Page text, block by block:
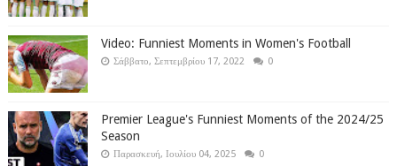
Video: Funniest Moments in Women's Football
Σάββατο, Σεπτεμβρίου 17, 2022 0
Premier League's Funniest Moments of the 2024/25
Season
Παρασκευή, Ιουλίου 04, 2025 0